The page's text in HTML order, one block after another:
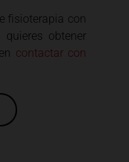
fisioterapia con
obtener
contactar con